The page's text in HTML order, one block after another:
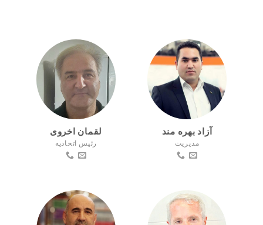
آزاد بهره مند
مدیریت
لقمان اخروی
رئیس اتحادیه